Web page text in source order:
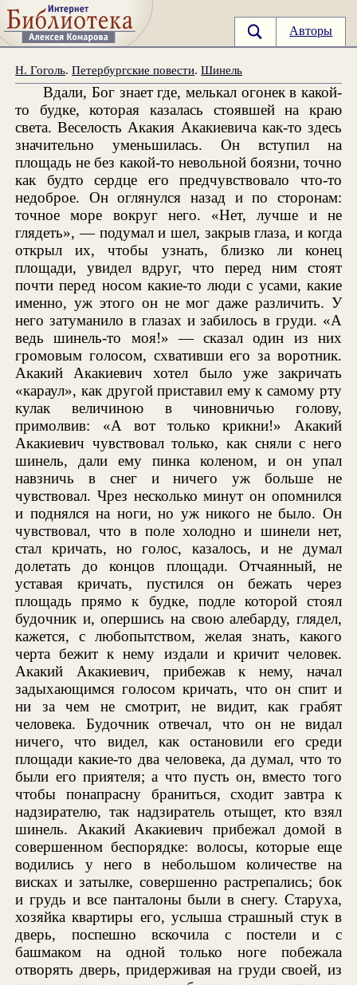
Авторы
Н. Гоголь.Петербургские повести.Шинель
Вдали, Бог знает где, мелькал огонек в какой-
то будке, которая казалась стоявшей на краю
света. Веселость Акакия Акакиевича как-то здесь
значительно уменьшилась. Он вступил на
площадь не без какой-то невольной боязни, точно
как будто сердце его предчувствовало что-то
недоброе. Он оглянулся назад и по сторонам:
точное море вокруг него. «Нет, лучше и не
глядеть», — подумал и шел, закрыв глаза, и когда
открыл их, чтобы узнать, близко ли конец
площади, увидел вдруг, что перед ним стоят
почти перед носом какие-то люди с усами, какие
именно, уж этого он не мог даже различить. У
него затуманило в глазах и забилось в груди. «А
ведь шинель-то моя!» — сказал один из них
громовым голосом, схвативши его за воротник.
Акакий Акакиевич хотел было уже закричать
«караул», как другой приставил ему к самому рту
кулак величиною в чиновничью голову,
примолвив: «А вот только крикни!» Акакий
Акакиевич чувствовал только, как сняли с него
шинель, дали ему пинка коленом, и он упал
навзничь в снег и ничего уж больше не
чувствовал. Чрез несколько минут он опомнился
и поднялся на ноги, но уж никого не было. Он
чувствовал, что в поле холодно и шинели нет,
стал кричать, но голос, казалось, и не думал
долетать до концов площади. Отчаянный, не
уставая кричать, пустился он бежать через
площадь прямо к будке, подле которой стоял
будочник и, опершись на свою алебарду, глядел,
кажется, с любопытством, желая знать, какого
черта бежит к нему издали и кричит человек.
Акакий Акакиевич, прибежав к нему, начал
задыхающимся голосом кричать, что он спит и
ни за чем не смотрит, не видит, как грабят
человека. Будочник отвечал, что он не видал
ничего, что видел, как остановили его среди
площади какие-то два человека, да думал, что то
были его приятеля; а что пусть он, вместо того
чтобы понапрасну браниться, сходит завтра к
надзирателю, так надзиратель отыщет, кто взял
шинель. Акакий Акакиевич прибежал домой в
совершенном беспорядке: волосы, которые еще
водились у него в небольшом количестве на
висках и затылке, совершенно растрепались; бок
и грудь и все панталоны были в снегу. Старуха,
хозяйка квартиры его, услыша страшный стук в
дверь, поспешно вскочила с постели и с
башмаком на одной только ноге побежала
отворять дверь, придерживая на груди своей, из